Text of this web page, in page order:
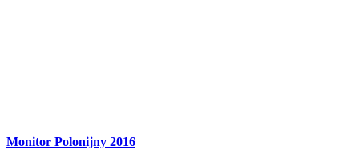
Monitor Polonijny 2016